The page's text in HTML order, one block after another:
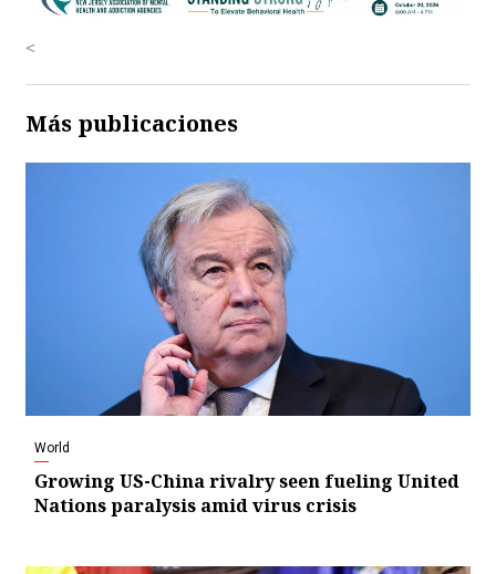
<
Más publicaciones
World
Growing US-China rivalry seen fueling United
Nations paralysis amid virus crisis